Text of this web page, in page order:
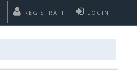
LOGIN
REGISTRATI